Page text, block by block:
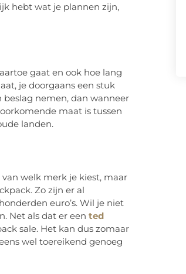
hebt wat je plannen zijn,
gaat en ook hoe lang
je doorgaans een stuk
nemen, dan wanneer
maat is tussen
landen.
welk merk je kiest, maar
Zo zijn er al
euro’s. Wil je niet
Net als dat er een ted
sale. Het kan dus zomaar
wel toereikend genoeg